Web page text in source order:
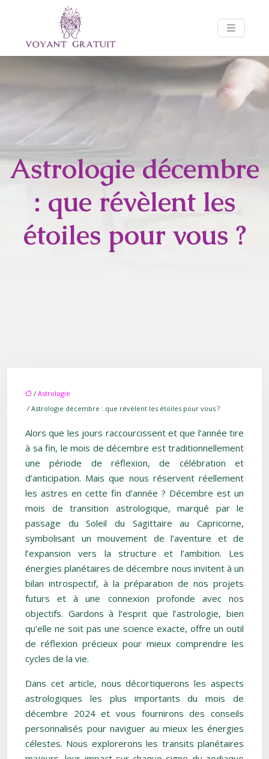
Astrologie décembre
: que révèlent les
étoiles pour vous ?
/ Astrologie
/ Astrologie décembre : que révèlent les étoiles pour vous ?
Alors que les jours raccourcissent et que l’année tire
à sa fin, le mois de décembre est traditionnellement
une période de réflexion, de célébration et
d’anticipation. Mais que nous réservent réellement
les astres en cette fin d’année ? Décembre est un
mois de transition astrologique, marqué par le
passage du Soleil du Sagittaire au Capricorne,
symbolisant un mouvement de l’aventure et de
l’expansion vers la structure et l’ambition. Les
énergies planétaires de décembre nous invitent à un
bilan introspectif, à la préparation de nos projets
futurs et à une connexion profonde avec nos
objectifs. Gardons à l’esprit que l’astrologie, bien
qu’elle ne soit pas une science exacte, offre un outil
de réflexion précieux pour mieux comprendre les
cycles de la vie.
Dans cet article, nous décortiquerons les aspects
astrologiques les plus importants du mois de
décembre 2024 et vous fournirons des conseils
personnalisés pour naviguer au mieux les énergies
célestes. Nous explorerons les transits planétaires